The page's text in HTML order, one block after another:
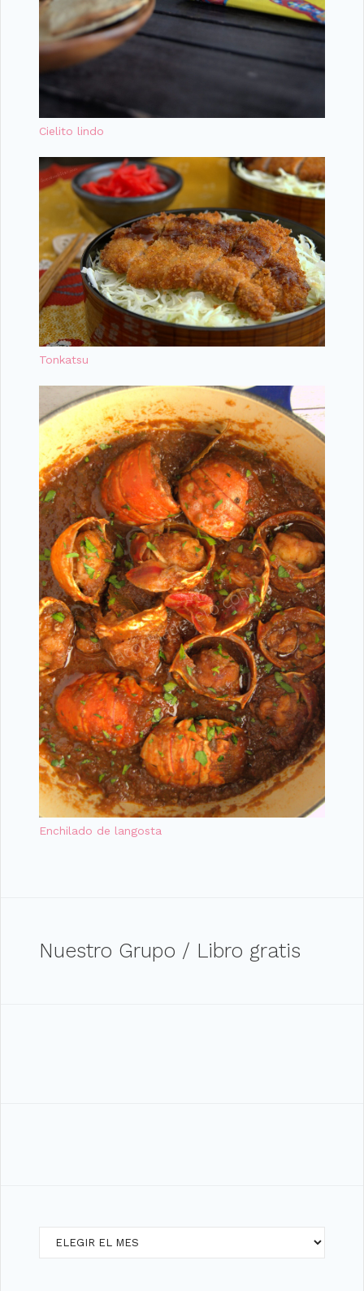
Cielito lindo
Tonkatsu
Enchilado de langosta
Nuestro Grupo / Libro gratis